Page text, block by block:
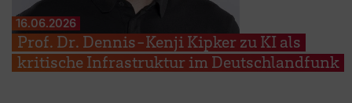
16.06.2026
Prof. Dr. Dennis-Kenji Kipker zu KI als
kritische Infrastruktur im Deutschlandfunk